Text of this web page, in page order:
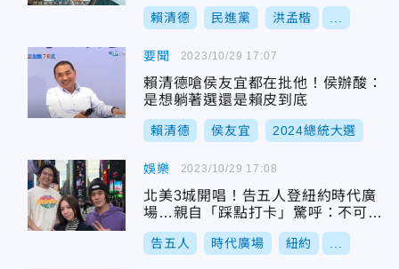
賴清德 民進黨 洪孟楷
要聞
賴清德嗆侯友宜都在批他！侯辦酸：
是想躺著選還是賴皮到底
賴清德 侯友宜 2024總統大選
2023/10/29 17:07
娛樂
北美3城開唱！告五人登紐約時代廣
場…親自「踩點打卡」驚呼：不可思
議
告五人 時代廣場 紐約
2023/10/29 17:08